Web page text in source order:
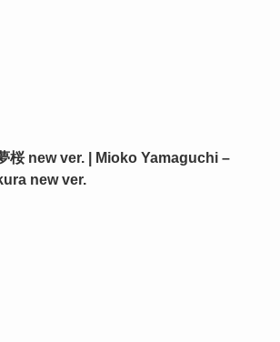
桜 new ver. | Mioko Yamaguchi –
new ver.